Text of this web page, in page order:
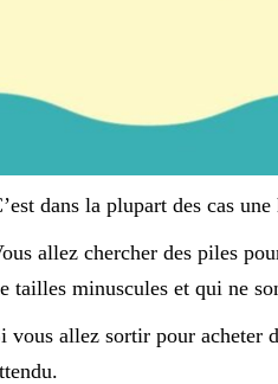
dans la plupart des cas
allez chercher des piles
tailles minuscules et qui ne
vous allez sortir pour acheter